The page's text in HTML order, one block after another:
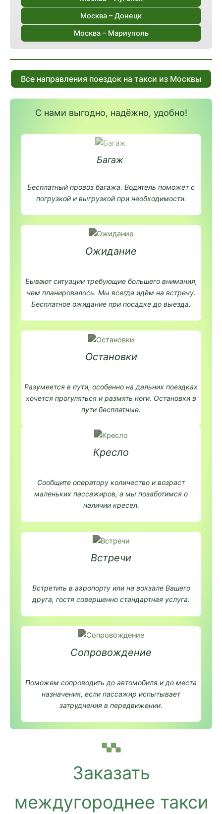
Москва – Донецк
Москва – Мариуполь
Все направления поездок на такси из Москвы
С нами выгодно, надёжно, удобно!
Багаж
Бесплатный провоз багажа. Водитель поможет с
погрузкой и выгрузкой при необходимости.
Ожидание
Бывают ситуации требующие большего внимания,
чем планировалось. Мы всегда идём на встречу.
Бесплатное ожидание при посадке до выезда.
Остановки
Разумеется в пути, особенно на дальних поездках
хочется прогуляться и размять ноги. Остановки в
пути бесплатные.
Кресло
Сообщите оператору количество и возраст
маленьких пассажиров, а мы позаботимся о
наличии кресел.
Встречи
Встретить в аэропорту или на вокзале Вашего
друга, гостя совершенно стандартная услуга.
Сопровождение
Поможем сопроводить до автомобиля и до места
назначения, если пассажир испытывает
затруднения в передвижении.
Заказать
междугороднее такси